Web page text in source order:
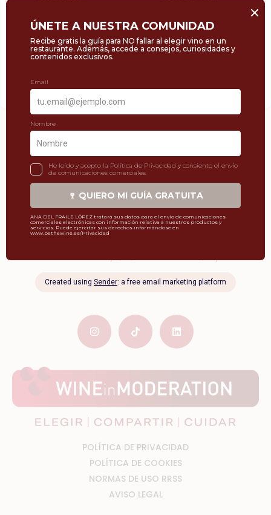
Acceder
HOLA@BETHEWINE.ES
623 962 561
POLÍTICA DE PRIVACIDAD
POLÍTICA DE COOKIES
NORMAS DE USO RRSS
AVISO LEGAL